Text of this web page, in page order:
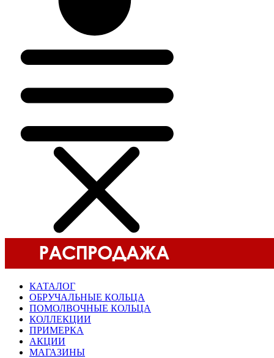
КАТАЛОГ
ОБРУЧАЛЬНЫЕ КОЛЬЦА
ПОМОЛВОЧНЫЕ КОЛЬЦА
КОЛЛЕКЦИИ
ПРИМЕРКА
АКЦИИ
МАГАЗИНЫ